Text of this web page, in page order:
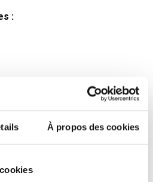
À propos des cookies
:
: